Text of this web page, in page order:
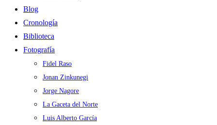
Blog
Cronología
Biblioteca
Fotografía
Fidel Raso
Jonan Zinkunegi
Jorge Nagore
La Gaceta del Norte
Luis Alberto García